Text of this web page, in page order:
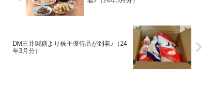
DM三井製糖より株主優待品が到着♪（24
年3月分）